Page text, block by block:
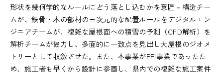
形状を幾何学的なルールにどう落とし込むかを意匠－構造チー
ムが、鉄骨・木の部材の三次元的な配置ルールをデジタルエン
ジニアチームが、複雑な屋根面への積雪の予測（CFD解析）を
解析チームが協力し、多面的に一致点を見出し大屋根のジオメ
トリーとして収斂させた。また、本事業がPFI事業であったた
め、施工者も早くから設計に参画し、県内での複雑な施工案件